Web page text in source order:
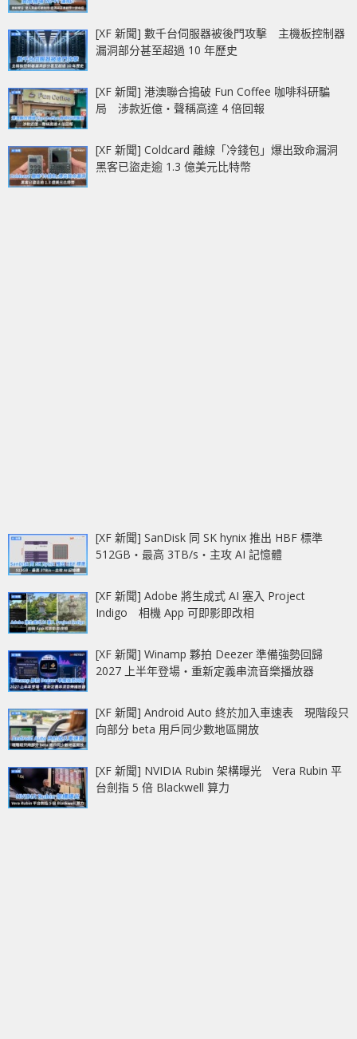
[XF 新聞] 數千台伺服器被後門攻擊 主機板控制器
漏洞部分甚至超過 10 年歷史
[XF 新聞] 港澳聯合搗破 Fun Coffee 咖啡科研騙
局 涉款近億‧聲稱高達 4 倍回報
[XF 新聞] Coldcard 離線「冷錢包」爆出致命漏洞
黑客已盜走逾 1.3 億美元比特幣
[XF 新聞] SanDisk 同 SK hynix 推出 HBF 標準
512GB‧最高 3TB/s‧主攻 AI 記憶體
[XF 新聞] Adobe 將生成式 AI 塞入 Project
Indigo 相機 App 可即影即改相
[XF 新聞] Winamp 夥拍 Deezer 準備強勢回歸
2027 上半年登場‧重新定義串流音樂播放器
[XF 新聞] Android Auto 終於加入車速表 現階段只
向部分 beta 用戶同少數地區開放
[XF 新聞] NVIDIA Rubin 架構曝光 Vera Rubin 平
台劍指 5 倍 Blackwell 算力